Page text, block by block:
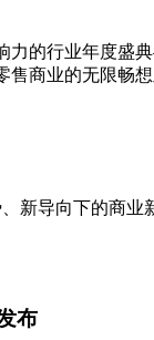
力的行业年度
商业的无限畅想
新导向下的商
布